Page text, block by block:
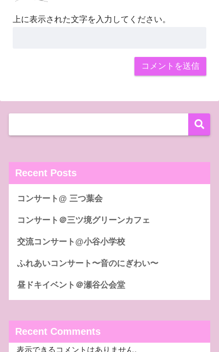
上に表示された文字を入力してください。
Recent Posts
コンサート@ 三つ葉会
コンサート＠三ツ境グリーンカフェ
交流コンサート@小谷小学校
ふれあいコンサート〜音のにぎわい〜
昼ドキイベント＠瀬谷公会堂
Recent Comments
表示できるコメントはありません。